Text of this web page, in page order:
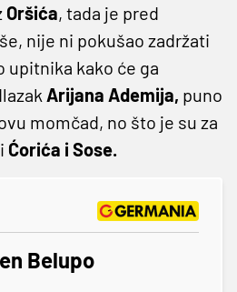
Oršića, tada je pred
nije ni pokušao zadržati
upitnika kako će ga
Arijana Ademija, puno
momčad, no što je su za
Ćorića i Sose.
Belupo